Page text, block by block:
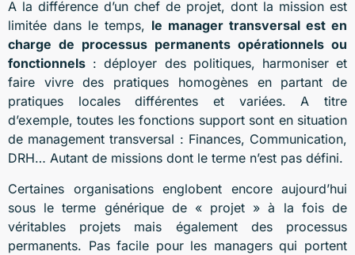
A la différence d’un chef de projet, dont la mission est
limitée dans le temps, le manager transversal est en
charge de processus permanents opérationnels ou
fonctionnels : déployer des politiques, harmoniser et
faire vivre des pratiques homogènes en partant de
pratiques locales différentes et variées. A titre
d’exemple, toutes les fonctions support sont en situation
de management transversal : Finances, Communication,
DRH… Autant de missions dont le terme n’est pas défini.
Certaines organisations englobent encore aujourd’hui
sous le terme générique de « projet » à la fois de
véritables projets mais également des processus
permanents. Pas facile pour les managers qui portent